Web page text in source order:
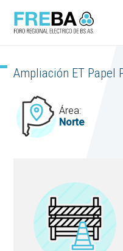
Ampliación ET Papel
Área:
Norte